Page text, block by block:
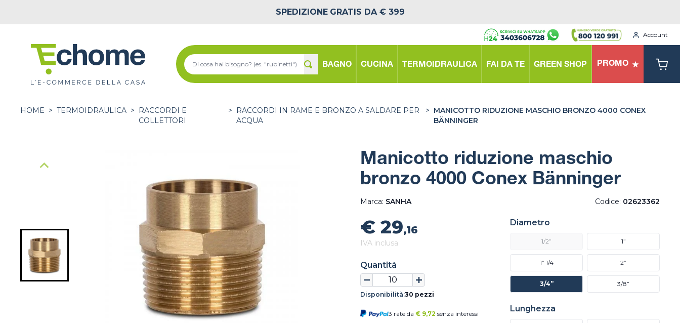
SPEDIZIONE GRATIS DA € 399
Account
BAGNO CUCINA TERMOIDRAULICA FAI DA TE GREEN SHOP PROMO
HOME > TERMOIDRAULICA >
RACCORDI E
COLLETTORI
>
RACCORDI IN RAME E BRONZO A SALDARE PER
ACQUA
> MANICOTTO RIDUZIONE MASCHIO BRONZO 4000 CONEX
BÄNNINGER
Manicotto riduzione maschio
bronzo 4000 Conex Bänninger
Marca: SANHA Codice: 02623362
€ 29,16
IVA inclusa
Quantità
Disponibilità:30 pezzi
3 rate da € 9,72 senza interessi
Diametro
1/2” 1”
1” 1/4 2”
3/4” 3/8”
Lunghezza